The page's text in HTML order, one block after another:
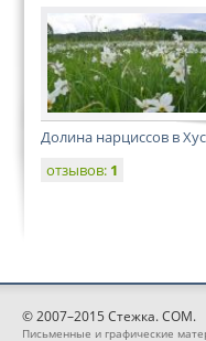
Долина нарциссов в
отзывов: 1
© 2007–2015 Стежка. COM.
Письменные и графические